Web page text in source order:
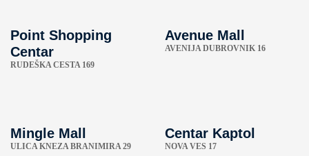
Point Shopping
Centar
RUDEŠKA CESTA 169
Avenue Mall
AVENIJA DUBROVNIK 16
Mingle Mall
ULICA KNEZA BRANIMIRA 29
Centar Kaptol
NOVA VES 17